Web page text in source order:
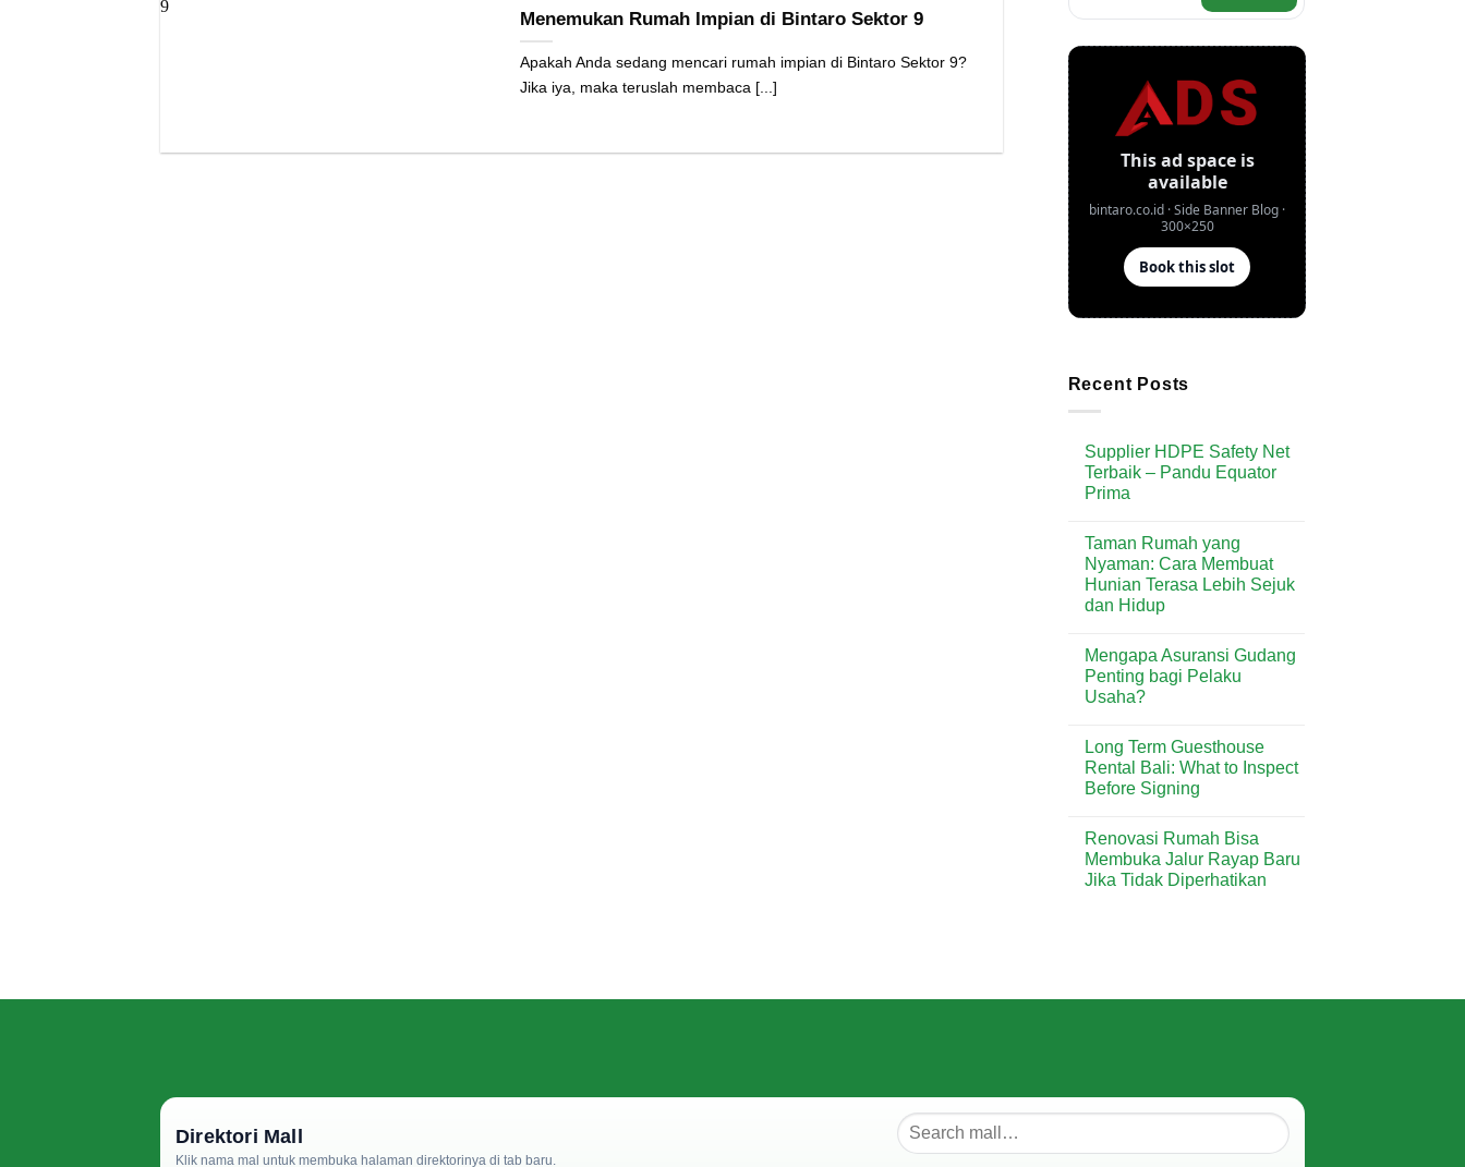
Menemukan Rumah Impian di Bintaro Sektor 9
Apakah Anda sedang mencari rumah impian di Bintaro Sektor 9?
Jika iya, maka teruslah membaca [...]
Recent Posts
Supplier HDPE Safety Net
Terbaik – Pandu Equator
Prima
on
Supplier
HDPE
Safety
Net
Terbaik
Equator
Prima
Taman Rumah yang
Nyaman: Cara Membuat
Hunian Terasa Lebih Sejuk
dan Hidup
on
Taman
Rumah
yang
Membuat
Hunian
Terasa
Lebih
Sejuk
Mengapa Asuransi Gudang
Penting bagi Pelaku
Usaha?
on
Mengapa
Asuransi
Gudang
Pelaku
Usaha?
Long Term Guesthouse
Rental Bali: What to Inspect
Before Signing
on
Long
Term
Guesthouse
Renovasi Rumah Bisa
Membuka Jalur Rayap Baru
Jika Tidak Diperhatikan
Jalur
Direktori Mall
Klik nama mal untuk membuka halaman direktorinya di tab baru.